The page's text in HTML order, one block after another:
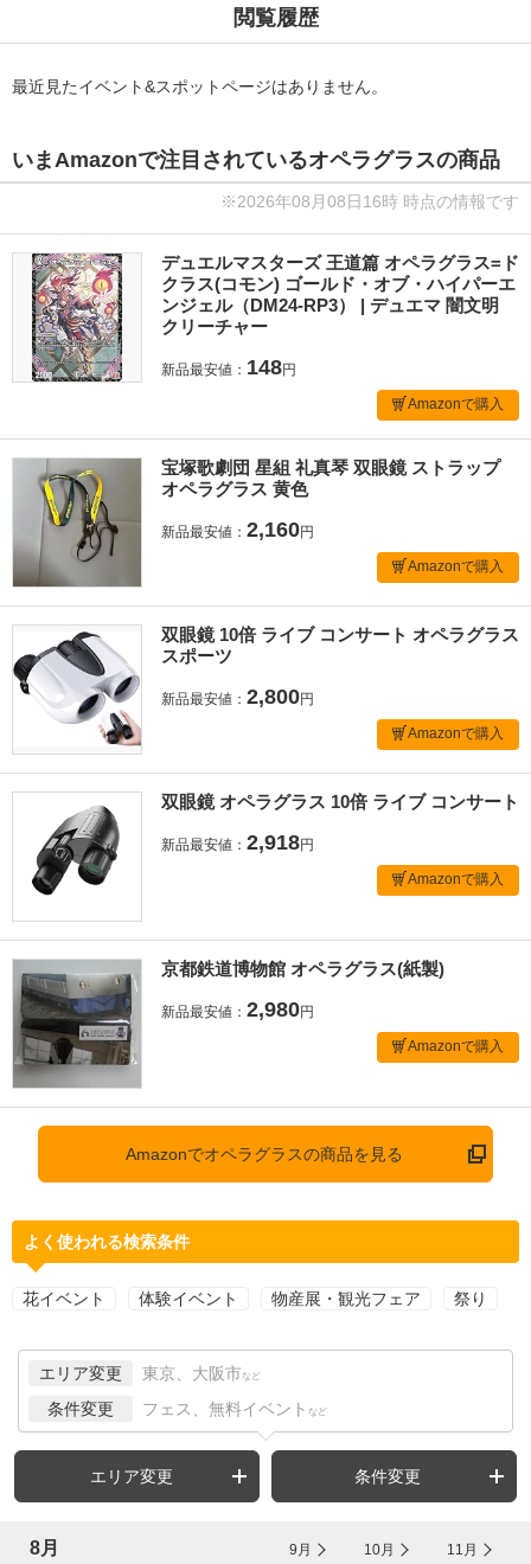
閲覧履歴
最近見たイベント&スポットページはありません。
いまAmazonで注目されているオペラグラスの商品
※2026年08月08日16時 時点の情報です
デュエルマスターズ 王道篇 オペラグラス=ド
クラス(コモン) ゴールド・オブ・ハイパーエ
ンジェル（DM24-RP3） | デュエマ 闇文明
クリーチャー
新品最安値： 148円
Amazonで購入
宝塚歌劇団 星組 礼真琴 双眼鏡 ストラップ
オペラグラス 黄色
新品最安値： 2,160円
Amazonで購入
双眼鏡 10倍 ライブ コンサート オペラグラス
スポーツ
新品最安値： 2,800円
Amazonで購入
双眼鏡 オペラグラス 10倍 ライブ コンサート
新品最安値： 2,918円
Amazonで購入
京都鉄道博物館 オペラグラス(紙製)
新品最安値： 2,980円
Amazonで購入
Amazonでオペラグラスの商品を見る
よく使われる検索条件
花イベント 体験イベント 物産展・観光フェア 祭り
エリア変更 東京、大阪市 など
条件変更 フェス、無料イベント など
エリア変更 条件変更
8月 9月 10月 11月